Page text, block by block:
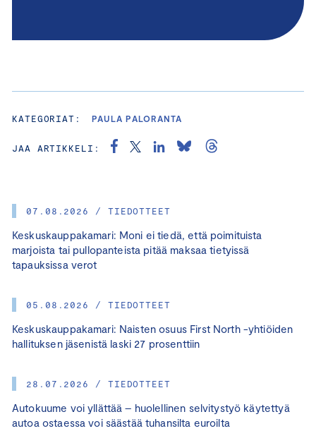
07.08.2026 / TIEDOTTEET
Keskuskauppakamari: Moni ei tiedä, että poimituista
marjoista tai pullopanteista pitää maksaa tietyissä
tapauksissa verot
05.08.2026 / TIEDOTTEET
Keskuskauppakamari: Naisten osuus First North -yhtiöiden
hallituksen jäsenistä laski 27 prosenttiin
28.07.2026 / TIEDOTTEET
Autokuume voi yllättää – huolellinen selvitystyö käytettyä
autoa ostaessa voi säästää tuhansilta euroilta
KATEGORIAT: PAULA PALORANTA
JAA ARTIKKELI: